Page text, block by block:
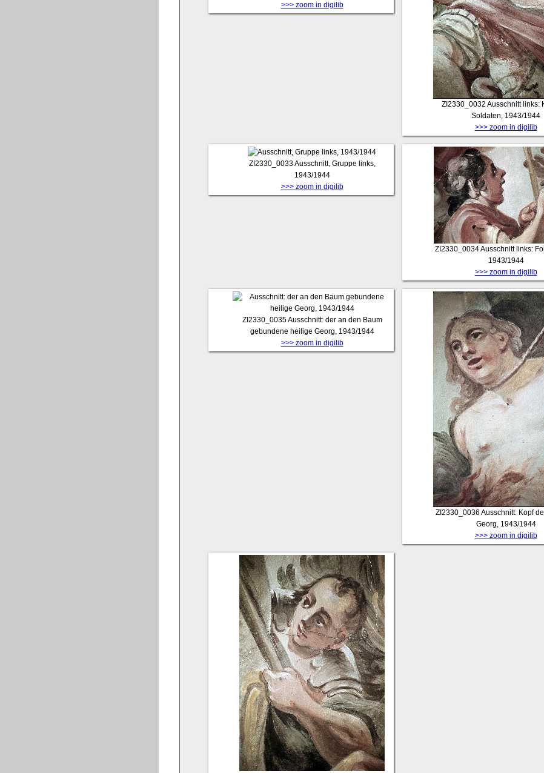
>>> zoom in digilib
ZI2330_0032 Ausschnitt links:
Soldaten, 1943/1944
>>> zoom in digilib
ZI2330_0033Ausschnitt, Gruppe links,
1943/1944
>>> zoom in digilib
ZI2330_0034Ausschnitt links:
1943/1944
>>> zoom in digilib
ZI2330_0035Ausschnitt: der an den Baum
gebundene heilige Georg, 1943/1944
>>> zoom in digilib
ZI2330_0036 Ausschnitt: Kopf
Georg, 1943/1944
>>> zoom in digilib